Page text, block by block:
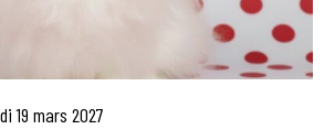
19 mars 2027